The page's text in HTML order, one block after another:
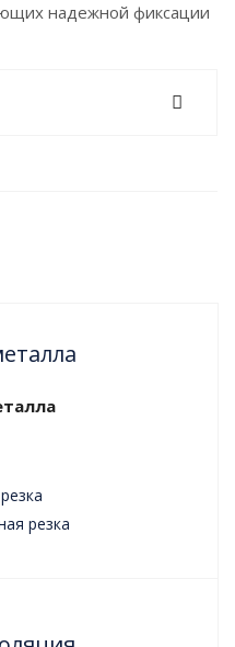
надежной фиксации
резка